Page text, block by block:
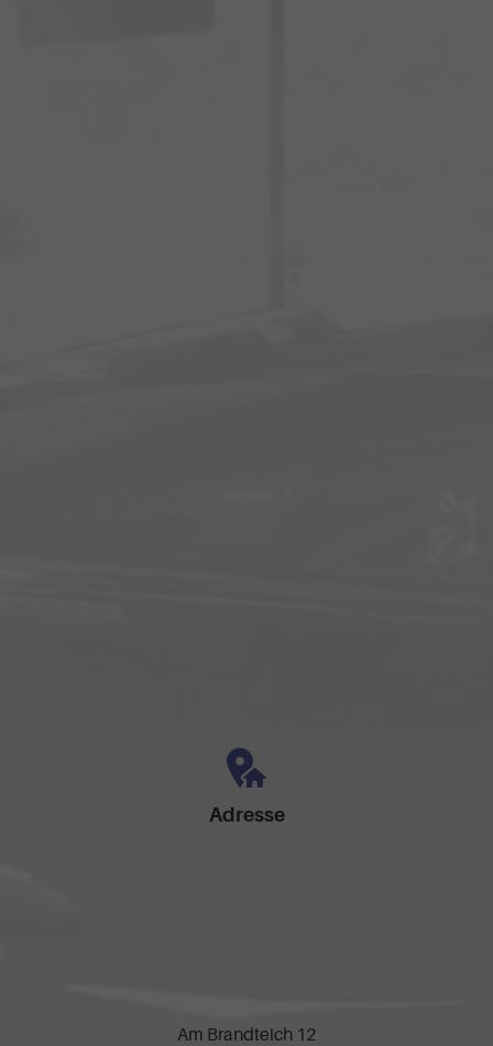
Adresse
Am Brandteich 12